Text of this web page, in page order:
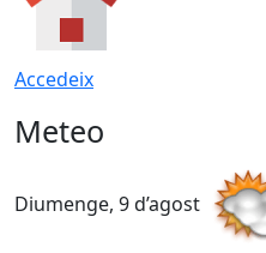
Accedeix
Meteo
Diumenge, 9 d’agost